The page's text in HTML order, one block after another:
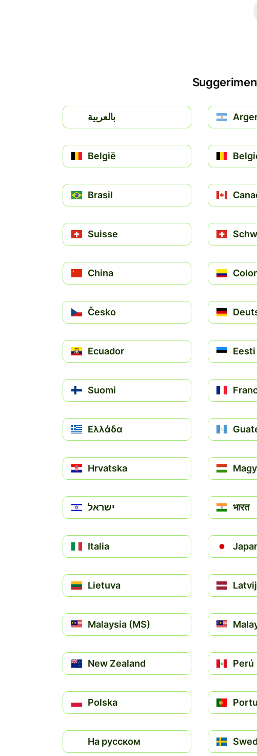
بالعربية
België
Brasil
Suisse
China
Česko
Ecuador Eesti
Suomi
Ελλάδα
Hrvatska
ישראל भारत
Italia
Lietuva
Malaysia (MS)
New Zealand Perú
Polska
На русском